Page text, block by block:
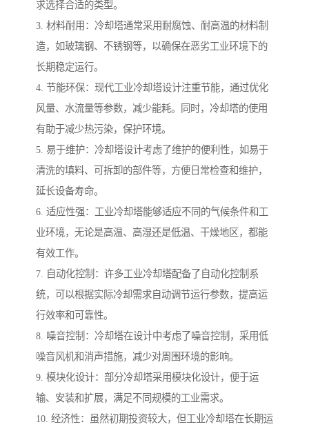
求选择合适的类型。
3. 材料耐用：冷却塔通常采用耐腐蚀、耐高温的材料制
造，如玻璃钢、不锈钢等，以确保在恶劣工业环境下的
长期稳定运行。
4. 节能环保：现代工业冷却塔设计注重节能，通过优化
风量、水流量等参数，减少能耗。同时，冷却塔的使用
有助于减少热污染，保护环境。
5. 易于维护：冷却塔设计考虑了维护的便利性，如易于
清洗的填料、可拆卸的部件等，方便日常检查和维护，
延长设备寿命。
6. 适应性强：工业冷却塔能够适应不同的气候条件和工
业环境，无论是高温、高湿还是低温、干燥地区，都能
有效工作。
7. 自动化控制：许多工业冷却塔配备了自动化控制系
统，可以根据实际冷却需求自动调节运行参数，提高运
行效率和可靠性。
8. 噪音控制：冷却塔在设计中考虑了噪音控制，采用低
噪音风机和消声措施，减少对周围环境的影响。
9. 模块化设计：部分冷却塔采用模块化设计，便于运
输、安装和扩展，满足不同规模的工业需求。
10. 经济性：虽然初期投资较大，但工业冷却塔在长期运